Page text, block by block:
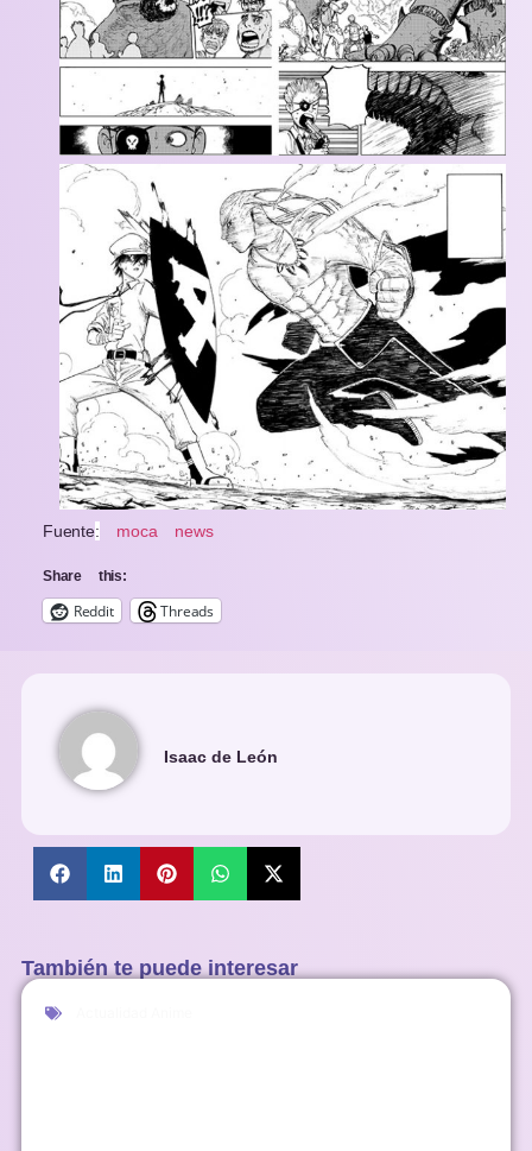
Fuente: moca news
Share this:
Reddit Threads
Isaac de León
También te puede interesar